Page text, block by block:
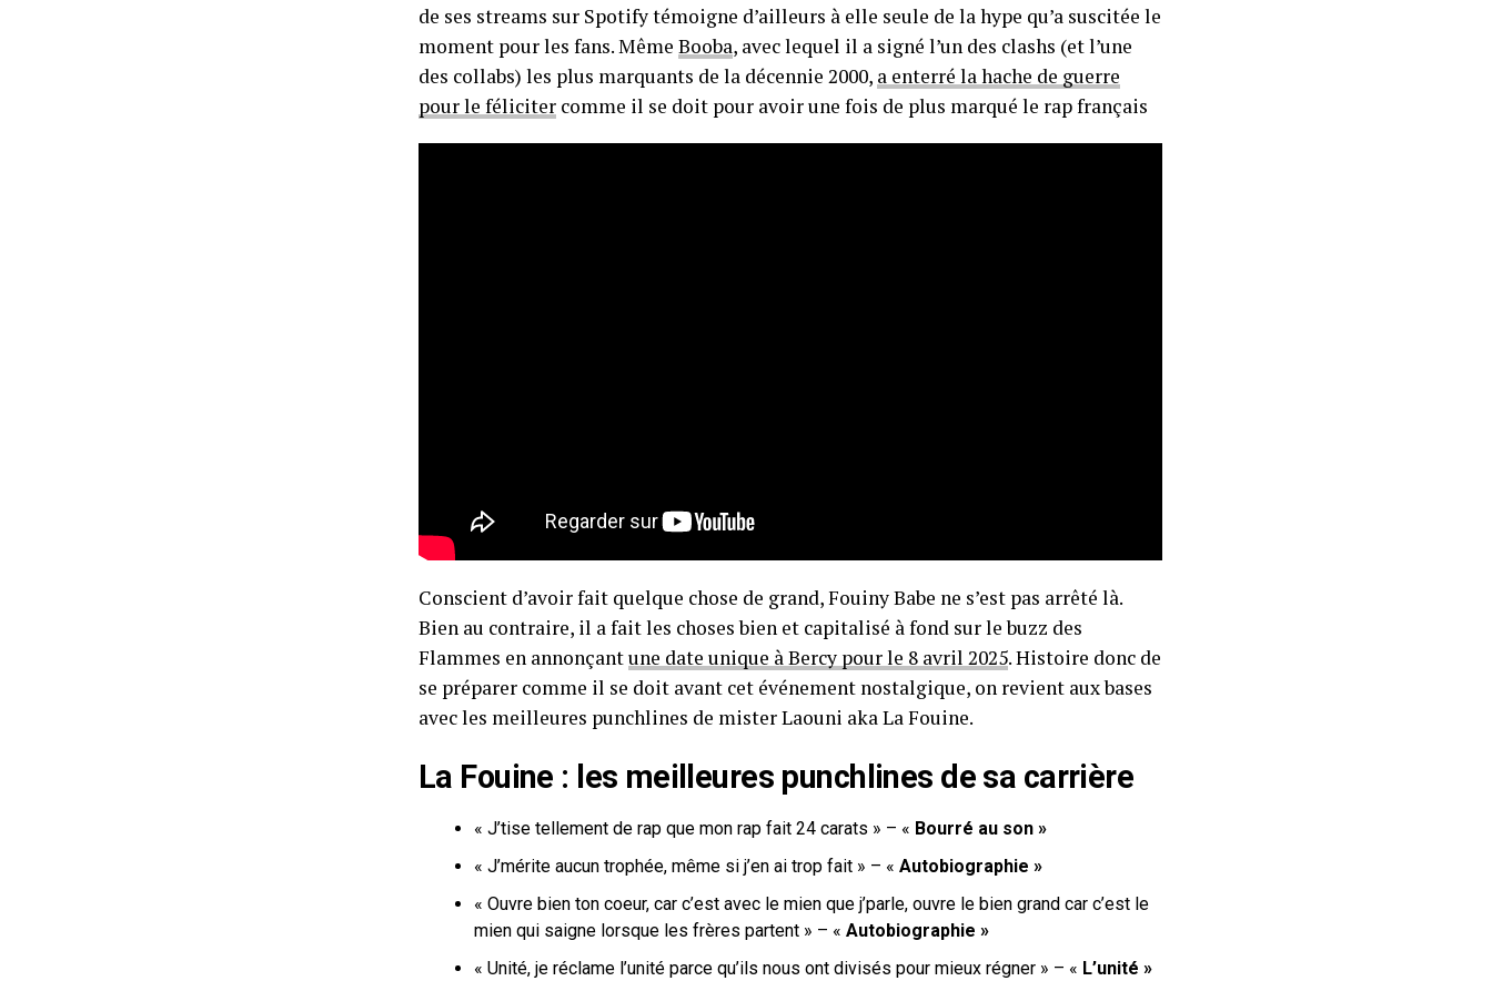
de ses streams sur Spotify témoigne d’ailleurs à elle seule de la hype qu’a suscitée le
moment pour les fans. Même Booba, avec lequel il a signé l’un des clashs (et l’une
des collabs) les plus marquants de la décennie 2000, a enterré la hache de guerre
pour le féliciter comme il se doit pour avoir une fois de plus marqué le rap français
Conscient d’avoir fait quelque chose de grand, Fouiny Babe ne s’est pas arrêté là.
Bien au contraire, il a fait les choses bien et capitalisé à fond sur le buzz des
Flammes en annonçantune date unique à Bercy pour le 8 avril 2025. Histoire donc de
se préparer comme il se doit avant cet événement nostalgique, on revient aux bases
avec les meilleures punchlines de mister Laouni aka La Fouine.
La Fouine : les meilleures punchlines de sa carrière
« J’tise tellement de rap que mon rap fait 24 carats » – « Bourré au son »
« J’mérite aucun trophée, même si j’en ai trop fait » – « Autobiographie »
« Ouvre bien ton coeur, car c’est avec le mien que j’parle, ouvre le bien grand car c’est le
mien qui saigne lorsque les frères partent » – « Autobiographie »
« Unité, je réclame l’unité parce qu’ils nous ont divisés pour mieux régner » – « L’unité »